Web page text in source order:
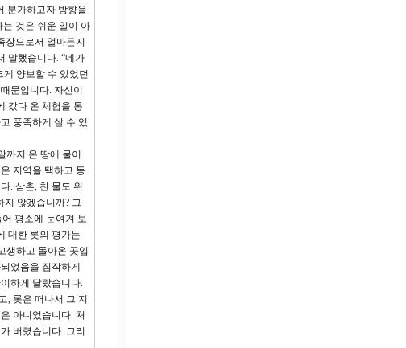
분가하고자 방향을
것은 쉬운 일이 아
으로서 얼마든지
말했습니다. “네가
양보할 수 있었던
문입니다. 자신이
갔다 온 체험을 통
풍족하게 살 수 있
까지 온 땅에 물이
지역을 택하고 동
. 삼촌, 찬 물도 위
않겠습니까? 그
평소에 눈여겨 보
대한 롯의 평가는
생하고 돌아온 곳입
었음을 짐작하게
하게 달랐습니다.
, 롯은 떠나서 그 지
아니었습니다. 처
버렸습니다. 그리